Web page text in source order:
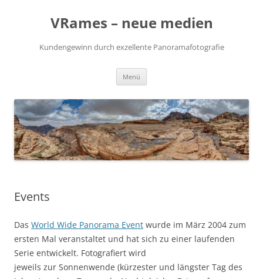
VRames – neue medien
Kundengewinn durch exzellente Panoramafotografie
Menü
Events
Das World Wide Panorama Event wurde im März 2004 zum
ersten Mal veranstaltet und hat sich zu einer laufenden
Serie entwickelt. Fotografiert wird
jeweils zur Sonnenwende (kürzester und längster Tag des